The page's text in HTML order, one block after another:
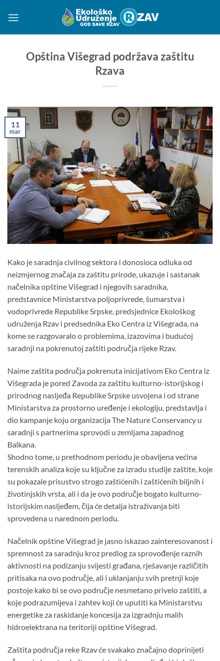
Opština Višegrad podržava zaštitu
Rzava
11
mar
Kako je saradnja civilnog sektora i donosioca odluka od
neizmjernog značaja za zaštitu prirode, ukazuje i sastanak
načelnika opštine Višegrad i njegovih saradnika,
predstavnice Ministarstva poljoprivrede, šumarstva i
vodoprivrede Republike Srpske, predsjednice Ekološkog
udruženja Rzav i predsednika Eko Centra iz Višegrada, na
kome se razgovaralo o problemima, izazovima i budućoj
saradnji na pokrenutoj zaštiti područja rijeke Rzav.
Naime zaštita područja pokrenuta inicijativom Eko Centra iz
Višegrada je pored Zavoda za zaštitu kulturno-istorijskog i
prirodnog nasljeđa Republike Srpske usvojena i od strane
Ministarstva za prostorno uređenje i ekologiju, predstavlja i
dio kampanje koju organizacija The Nature Conservancy u
saradnji s partnerima sprovodi u zemljama zapadnog
Balkana.
Shodno tome, u prethodnom periodu je obavljena većina
terenskih analiza koje su ključne za izradu studije zaštite, koje
su pokazale prisustvo strogo zaštićenih i zaštićenih biljnih i
životinjskih vrsta, ali i da je ovo područje bogato kulturno-
istorijskim nasljeđem, čija će detalja istraživanja biti
sprovedena u narednom periodu.
Načelnik opštine Višegrad je jasno iskazao zainteresovanost i
spremnost za saradnju kroz predlog za sprovođenje raznih
aktivnosti na podizanju svijesti građana, rješavanje različitih
pritisaka na ovo područje, ali i uklanjanju svih pretnji koje
postoje kako bi se ovo područje nesmetano privelo zaštiti, a
koje podrazumijeva i zahtev koji će uputiti ka Ministarstvu
energetike za raskidanje koncesija za izgradnju malih
hidroelektrana na teritoriji opštine Višegrad.
Zaštita područja reke Rzav će svakako značajno doprinijeti